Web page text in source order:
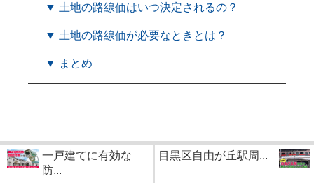
▼ 土地の路線価はいつ決定されるの？
▼ 土地の路線価が必要なときとは？
▼ まとめ
一戸建てに有効な
防...
目黒区自由が丘駅周...